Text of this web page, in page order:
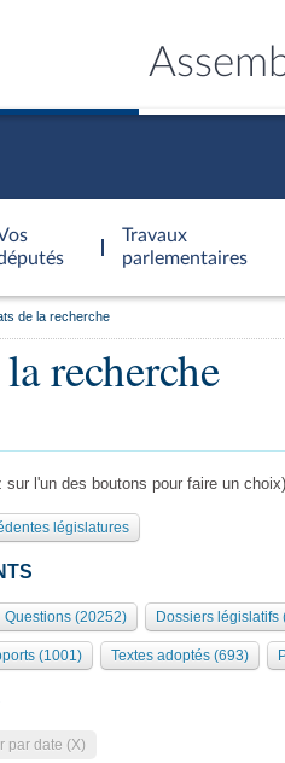
Travaux
parlementaires
organes
Présidents Bureau Collège des
clés
Bourbon
de la recherche
recherche
sur l'un des boutons pour faire un choix)
législatures
Questions (20252) Dossiers législatifs
(1001) Textes adoptés (693)
par date (X)